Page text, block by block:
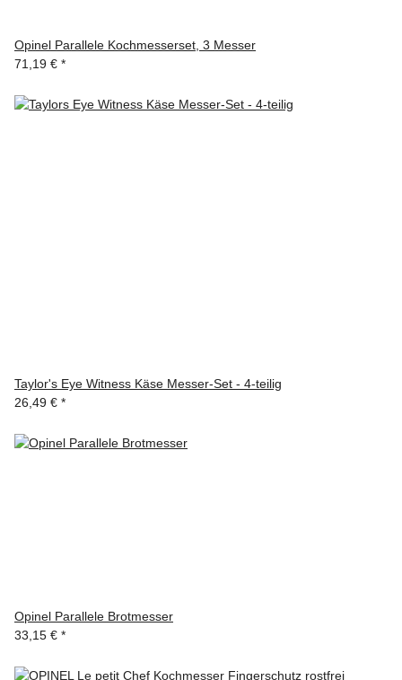
Opinel Parallele Kochmesserset, 3 Messer
71,19 € *
Taylor's Eye Witness Käse Messer-Set - 4-teilig
26,49 € *
Opinel Parallele Brotmesser
33,15 € *